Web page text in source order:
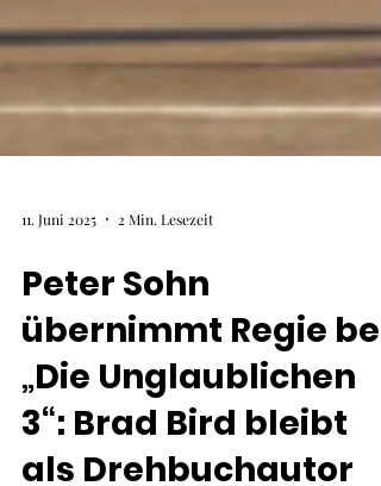
11. Juni 2025 2 Min. Lesezeit
Peter Sohn
übernimmt Regie bei
„Die Unglaublichen